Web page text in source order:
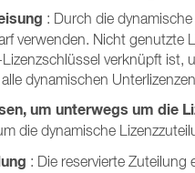
: Durch die
verwenden. Nicht genutzte
verknüpft ist,
dynamischen
um unterwegs um die
die dynamische
: Die reservierte Zuteilung